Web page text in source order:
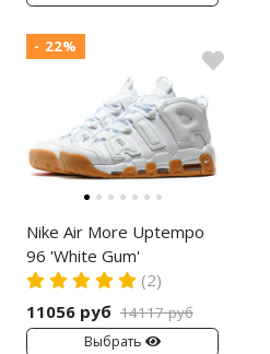
- 22%
Nike Air More Uptempo
96 'White Gum'
(2)
11056 руб 14117 руб
Выбрать
Air Jordan 5
Air Jordan 6
Air Jordan 7
Air Jordan 10
Air Jordan 11
Air Jordan 12
Air Jordan 13